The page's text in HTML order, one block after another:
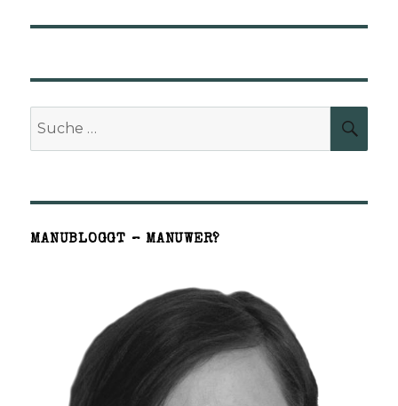
MANUBLOGGT – MANUWER?